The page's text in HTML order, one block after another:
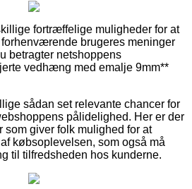
fortræffelige muligheder for at
brugeres meninger
betragter netshoppens
vedhæng med emalje 9mm**
sådan set relevante chancer for
pålidelighed. Her er der
som giver folk mulighed for at
købsoplevelsen, som også må
til tilfredsheden hos kunderne.